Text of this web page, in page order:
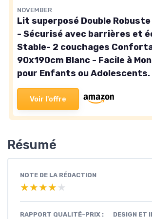
NOVEMBER
Lit superposé Double
- Sécurisé avec barrières et
Stable- 2 couchages
90x190cm Blanc - Facile à
pour Enfants ou Adolescents.
Voir l'offre
Résumé
NOTE DE LA RÉDACTION
★★★★★
★★★★★
RAPPORT QUALITÉ-PRIX :
DESIGN ET